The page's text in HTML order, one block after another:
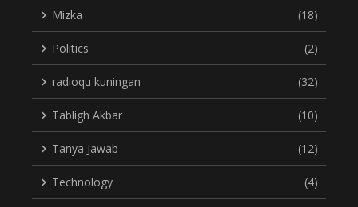
Mizka (18)
Politics (2)
radioqu kuningan (32)
Tabligh Akbar (10)
Tanya Jawab (12)
Technology (4)